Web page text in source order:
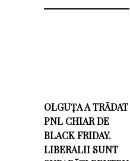
OLGUȚA A TRĂDAT
PNL CHIAR DE
BLACK FRIDAY.
LIBERALII SUNT